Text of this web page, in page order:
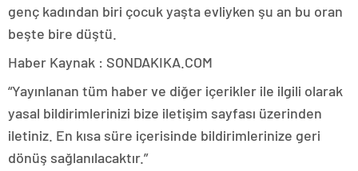
genç kadından biri çocuk yaşta evliyken şu an bu oran
beşte bire düştü.
Haber Kaynak : SONDAKIKA.COM
“Yayınlanan tüm haber ve diğer içerikler ile ilgili olarak
yasal bildirimlerinizi bize iletişim sayfası üzerinden
iletiniz. En kısa süre içerisinde bildirimlerinize geri
dönüş sağlanılacaktır.”